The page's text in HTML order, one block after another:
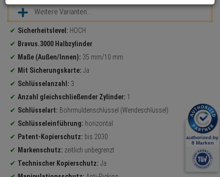
Weitere Varianten...
Produktinformationen
Sicherheitslevel: HOCH
Bravus.3000 Halbzylinder
Maße (Außen/Innen): 35 mm/10 mm
Mit Sicherungskarte: Ja
Schlüsselanzahl: 3
Anzahl gleichschließender Zylinder: 1
Schlüsselart: Bohrmuldenschlüssel (Wendeschlüssel)
Schlüsseleinführung: horizontal
Patent-Kopierschutz: bis 2030
Markenschutz: zeitlich unbegrenzt
Technischer Kopierschutz: Ja